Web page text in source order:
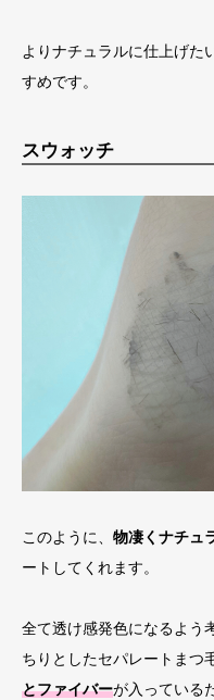
よりナチュラルに仕上げた
すめです。
スウォッチ
このように、 物凄くナチュ
ートしてくれます。
全て透け感発色になるよう
ちりとしたセパレートまつ
とファイバーが入っている